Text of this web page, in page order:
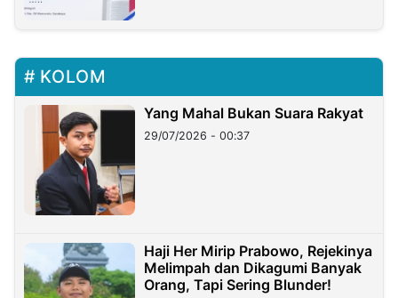
KOLOM
Yang Mahal Bukan Suara Rakyat
29/07/2026 - 00:37
Haji Her Mirip Prabowo, Rejekinya
Melimpah dan Dikagumi Banyak
Orang, Tapi Sering Blunder!